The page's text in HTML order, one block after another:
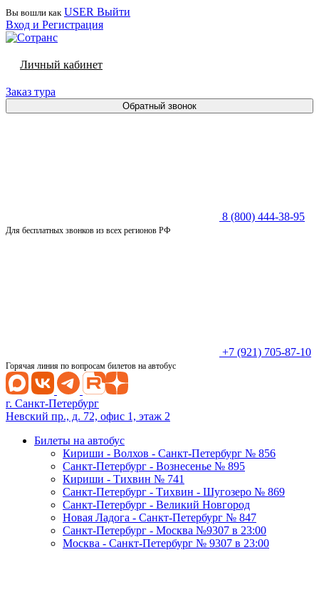
Вы вошли как USER Выйти
Вход и Регистрация
Личный кабинет
Заказ тура
Обратный звонок
8 (800) 444-38-95
Для бесплатных звонков из всех регионов РФ
+7 (921) 705-87-10
Горячая линия по вопросам билетов на автобус
г. Санкт-Петербург
Невский пр., д. 72, офис 1, этаж 2
Билеты на автобус
Кириши - Волхов - Санкт-Петербург № 856
Санкт-Петербург - Вознесенье № 895
Кириши - Тихвин № 741
Санкт-Петербург - Тихвин - Шугозеро № 869
Санкт-Петербург - Великий Новгород
Новая Ладога - Санкт-Петербург № 847
Санкт-Петербург - Москва №9307 в 23:00
Москва - Санкт-Петербург № 9307 в 23:00